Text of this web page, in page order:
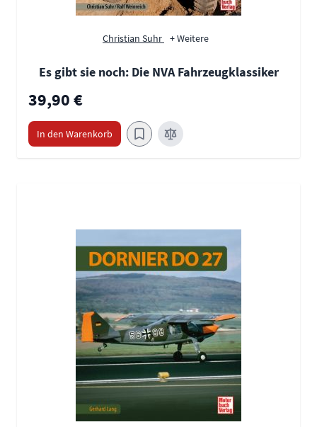
Christian Suhr + Weitere
Es gibt sie noch: Die NVA Fahrzeugklassiker
39,90 €
In den Warenkorb